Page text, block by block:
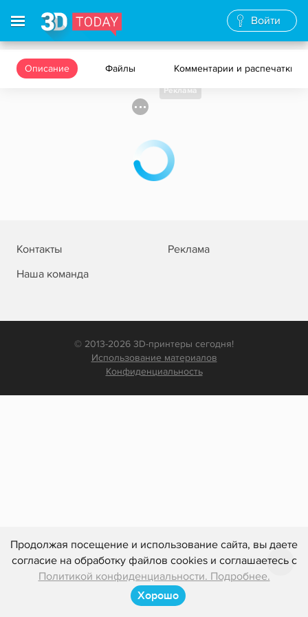
Продолжая посещение и использование сайта, вы даете
согласие на обработку файлов cookies и соглашаетесь с
Политикой конфиденциальности. Подробнее.
Хорошо
Войти
Описание Файлы Комментарии и распечатки
Реклама
Контакты
Реклама
Наша команда
© 2013-2026 3D-принтеры сегодня!
Использование материалов
Конфиденциальность